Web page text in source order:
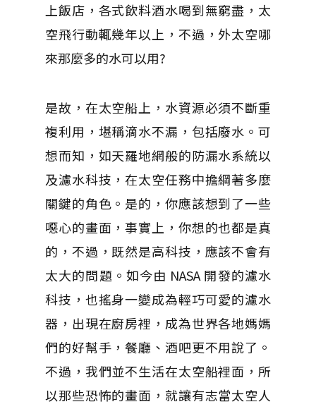
上飯店，各式飲料酒水喝到無窮盡，太
空飛行動輒幾年以上，不過，外太空哪
來那麼多的水可以用?
是故，在太空船上，水資源必須不斷重
複利用，堪稱滴水不漏，包括廢水。可
想而知，如天羅地網般的防漏水系統以
及濾水科技，在太空任務中擔綱著多麼
關鍵的角色。是的，你應該想到了一些
噁心的畫面，事實上，你想的也都是真
的，不過，既然是高科技，應該不會有
太大的問題。如今由 NASA 開發的濾水
科技，也搖身一變成為輕巧可愛的濾水
器，出現在廚房裡，成為世界各地媽媽
們的好幫手，餐廳、酒吧更不用說了。
不過，我們並不生活在太空船裡面，所
以那些恐怖的畫面，就讓有志當太空人